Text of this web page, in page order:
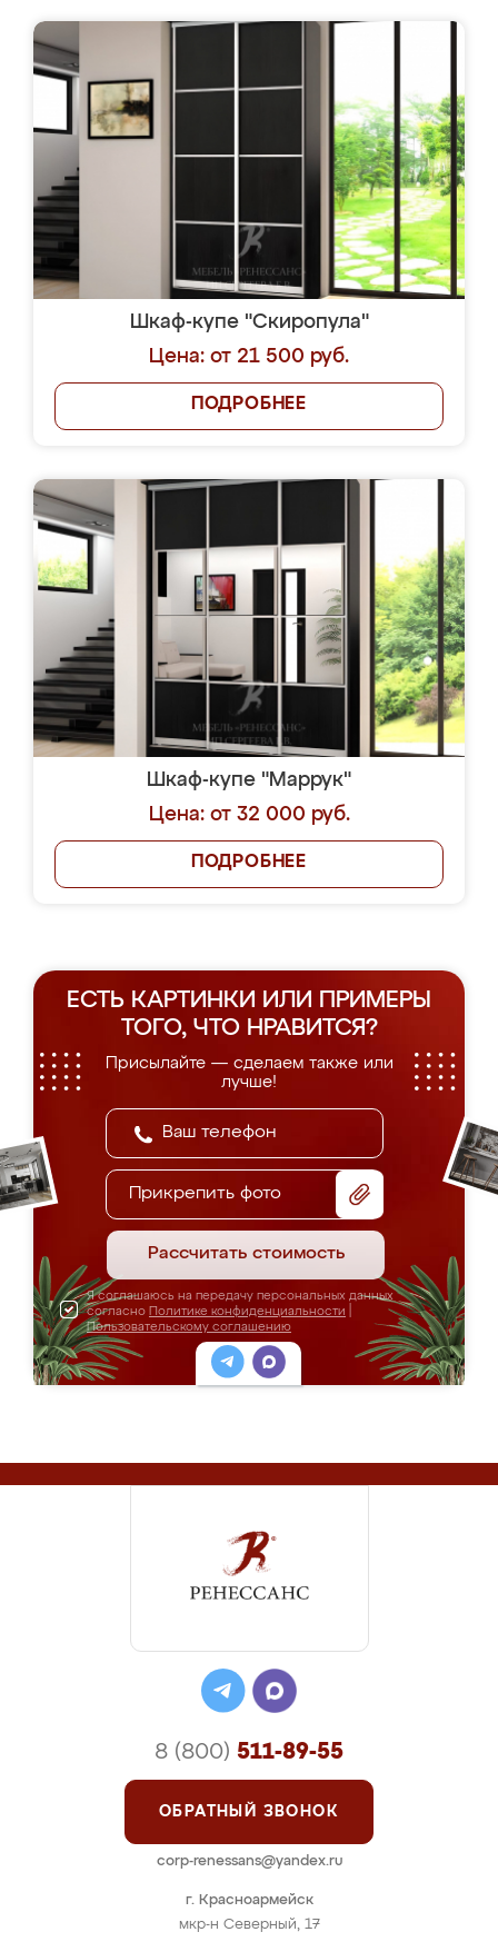
Шкаф-купе "Скиропула"
Цена: от 21 500 руб.
ПОДРОБНЕЕ
Шкаф-купе "Маррук"
Цена: от 32 000 руб.
ПОДРОБНЕЕ
ЕСТЬ КАРТИНКИ ИЛИ ПРИМЕРЫ
ТОГО, ЧТО НРАВИТСЯ?
Присылайте — сделаем также или
лучше!
Прикрепить фото
Рассчитать стоимость
Я соглашаюсь на передачу персональных данных
согласно Политике конфиденциальности
Пользовательскому соглашению
г. Красноармейск
мкр-н Северный, 17
8 (800) 511-89-55
ОБРАТНЫЙ ЗВОНОК
corp-renessans@yandex.ru